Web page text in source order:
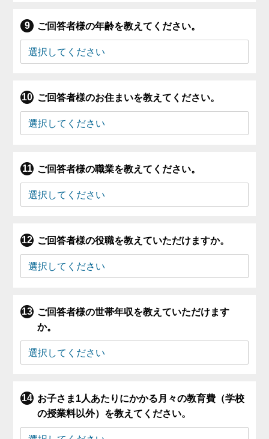
ご回答者様の年齢を教えてください。
ご回答者様のお住まいを教えてください。
ご回答者様の職業を教えてください。
ご回答者様の役職を教えていただけますか。
ご回答者様の世帯年収を教えていただけます
か。
お子さま1人あたりにかかる月々の教育費（学校
の授業料以外）を教えてください。